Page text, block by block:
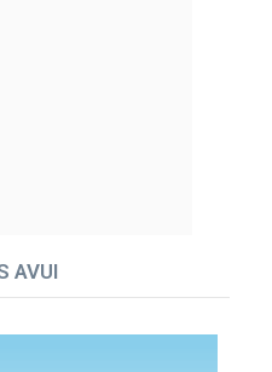
AVUI